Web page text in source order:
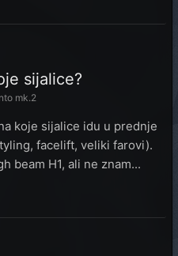
sijalice?
mk.2
koje sijalice idu u prednje
facelift, veliki farovi).
beam H1, ali ne znam...